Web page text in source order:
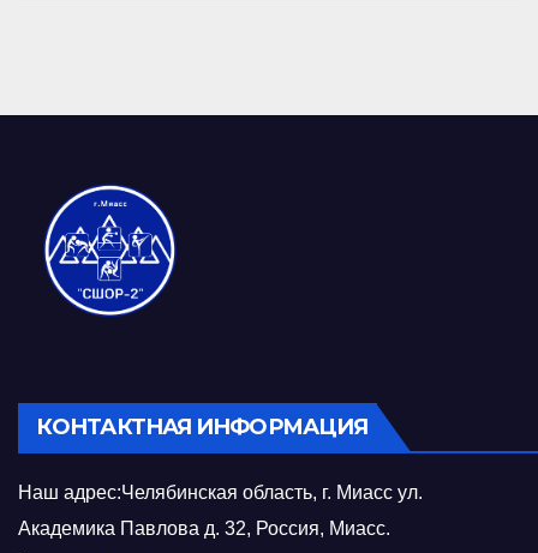
КОНТАКТНАЯ ИНФОРМАЦИЯ
Наш адрес:Челябинская область, г. Миасс ул.
Академика Павлова д. 32, Россия, Миасс.